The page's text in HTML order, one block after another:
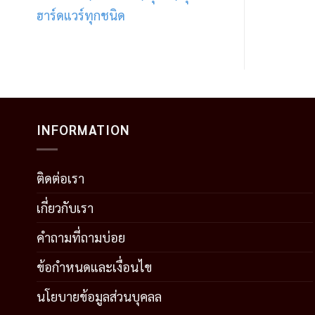
ฮาร์ดแวร์ทุกชนิด
INFORMATION
ติดต่อเรา
เกี่ยวกับเรา
คำถามที่ถามบ่อย
ข้อกำหนดและเงื่อนไข
นโยบายข้อมูลส่วนบุคลล